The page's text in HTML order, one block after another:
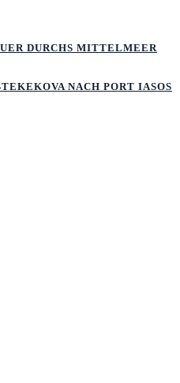
DURCHS MITTELMEER
NACH PORT IASOS